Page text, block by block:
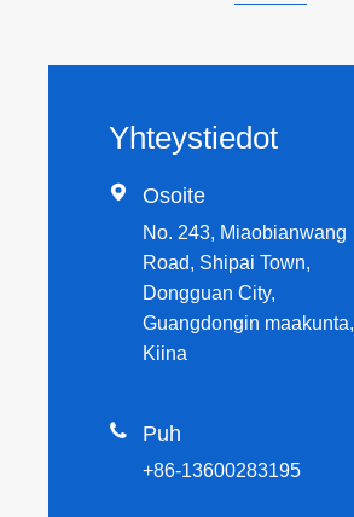
Yhteystiedot
 Osoite
No. 243, Miaobianwang
Road, Shipai Town,
Dongguan City,
Guangdongin maakunta,
Kiina
 Puh
+86-13600283195